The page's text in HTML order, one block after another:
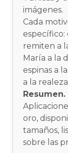
imágenes.
Cada
específico:
remiten a
María a la
espinas a
a la
Resumen.
oro,
tamaños,
sobre las